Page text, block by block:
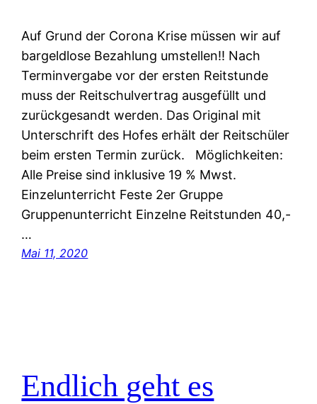
Auf Grund der Corona Krise müssen wir auf
bargeldlose Bezahlung umstellen!! Nach
Terminvergabe vor der ersten Reitstunde
muss der Reitschulvertrag ausgefüllt und
zurückgesandt werden. Das Original mit
Unterschrift des Hofes erhält der Reitschüler
beim ersten Termin zurück. Möglichkeiten:
Alle Preise sind inklusive 19 % Mwst.
Einzelunterricht Feste 2er Gruppe
Gruppenunterricht Einzelne Reitstunden 40,-
…
Mai 11, 2020
Endlich geht es